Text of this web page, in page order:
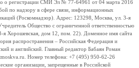
о регистрации СМИ Эл № 77-64961 от 04 марта 2016
по надзору в сфере связи, информационных
(Роскомнадзор). Адрес: 123298, Москва, ул. 3-я
Общество с ограниченной ответственностью
Хорошевская, дом 12, пом. 22). Доменное имя сайта
распространения – Российская Федерация и
и английский. Главный редактор Бабаян Роман
Номер телефона: +7 (495) 950-62-26
организации, запрещенные в Российской